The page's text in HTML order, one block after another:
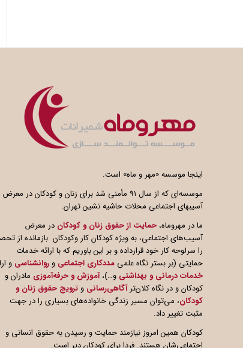
اینجا موسسه «مهر و ماه» است.
موسسه‌ای که از سال ۹۱ مأمنی شد برای زنان و کودکان در معرض
آسیبهای اجتماعی محلات حاشیه نشین تهران.
ما در مهروماه، حمایت از حقوق زنان و کودکان در معرض
آسیب‌های اجتماعی، به ویژه کودکان کار وکودکان بازمانده از
را سرلوحه کار خود قرارداده و بر این باوریم که با ارائه خدمات
حمایتی (بر بستر نگاه علمی مددکاری اجتماعی و روانشناسی و
خدمات درمانی و بهداشتی و…)،آموزش و حرفه‌آموزی مادران و
کودکان و در نگاه کلان‌ترآگاهیرسانی و ترویج حقوق زنان و
کودکان، می‌توان مسیر زندگی خانواده‌های بسیاری را در جهت
مثبت تغییر داد.
کودکان همین امروز نیازمند حمایت و رسیدن به حقوق انسانی و
اجتماعی‌شان هستند. فردا برای کودکان دیر است.